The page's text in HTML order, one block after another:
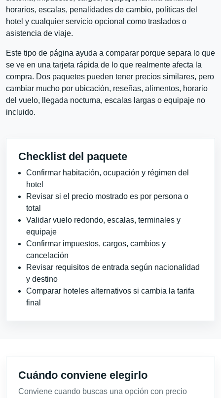
horarios, escalas, penalidades de cambio, políticas del
hotel y cualquier servicio opcional como traslados o
asistencia de viaje.
Este tipo de página ayuda a comparar porque separa lo que
se ve en una tarjeta rápida de lo que realmente afecta la
compra. Dos paquetes pueden tener precios similares, pero
cambiar mucho por ubicación, reseñas, alimentos, horario
del vuelo, llegada nocturna, escalas largas o equipaje no
incluido.
Checklist del paquete
Confirmar habitación, ocupación y régimen del
hotel
Revisar si el precio mostrado es por persona o
total
Validar vuelo redondo, escalas, terminales y
equipaje
Confirmar impuestos, cargos, cambios y
cancelación
Revisar requisitos de entrada según nacionalidad
y destino
Comparar hoteles alternativos si cambia la tarifa
final
Cuándo conviene elegirlo
Conviene cuando buscas una opción con precio